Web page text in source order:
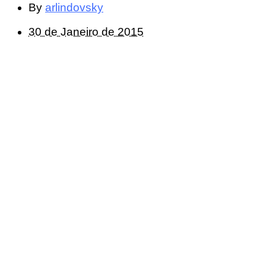
By arlindovsky
30 de Janeiro de 2015